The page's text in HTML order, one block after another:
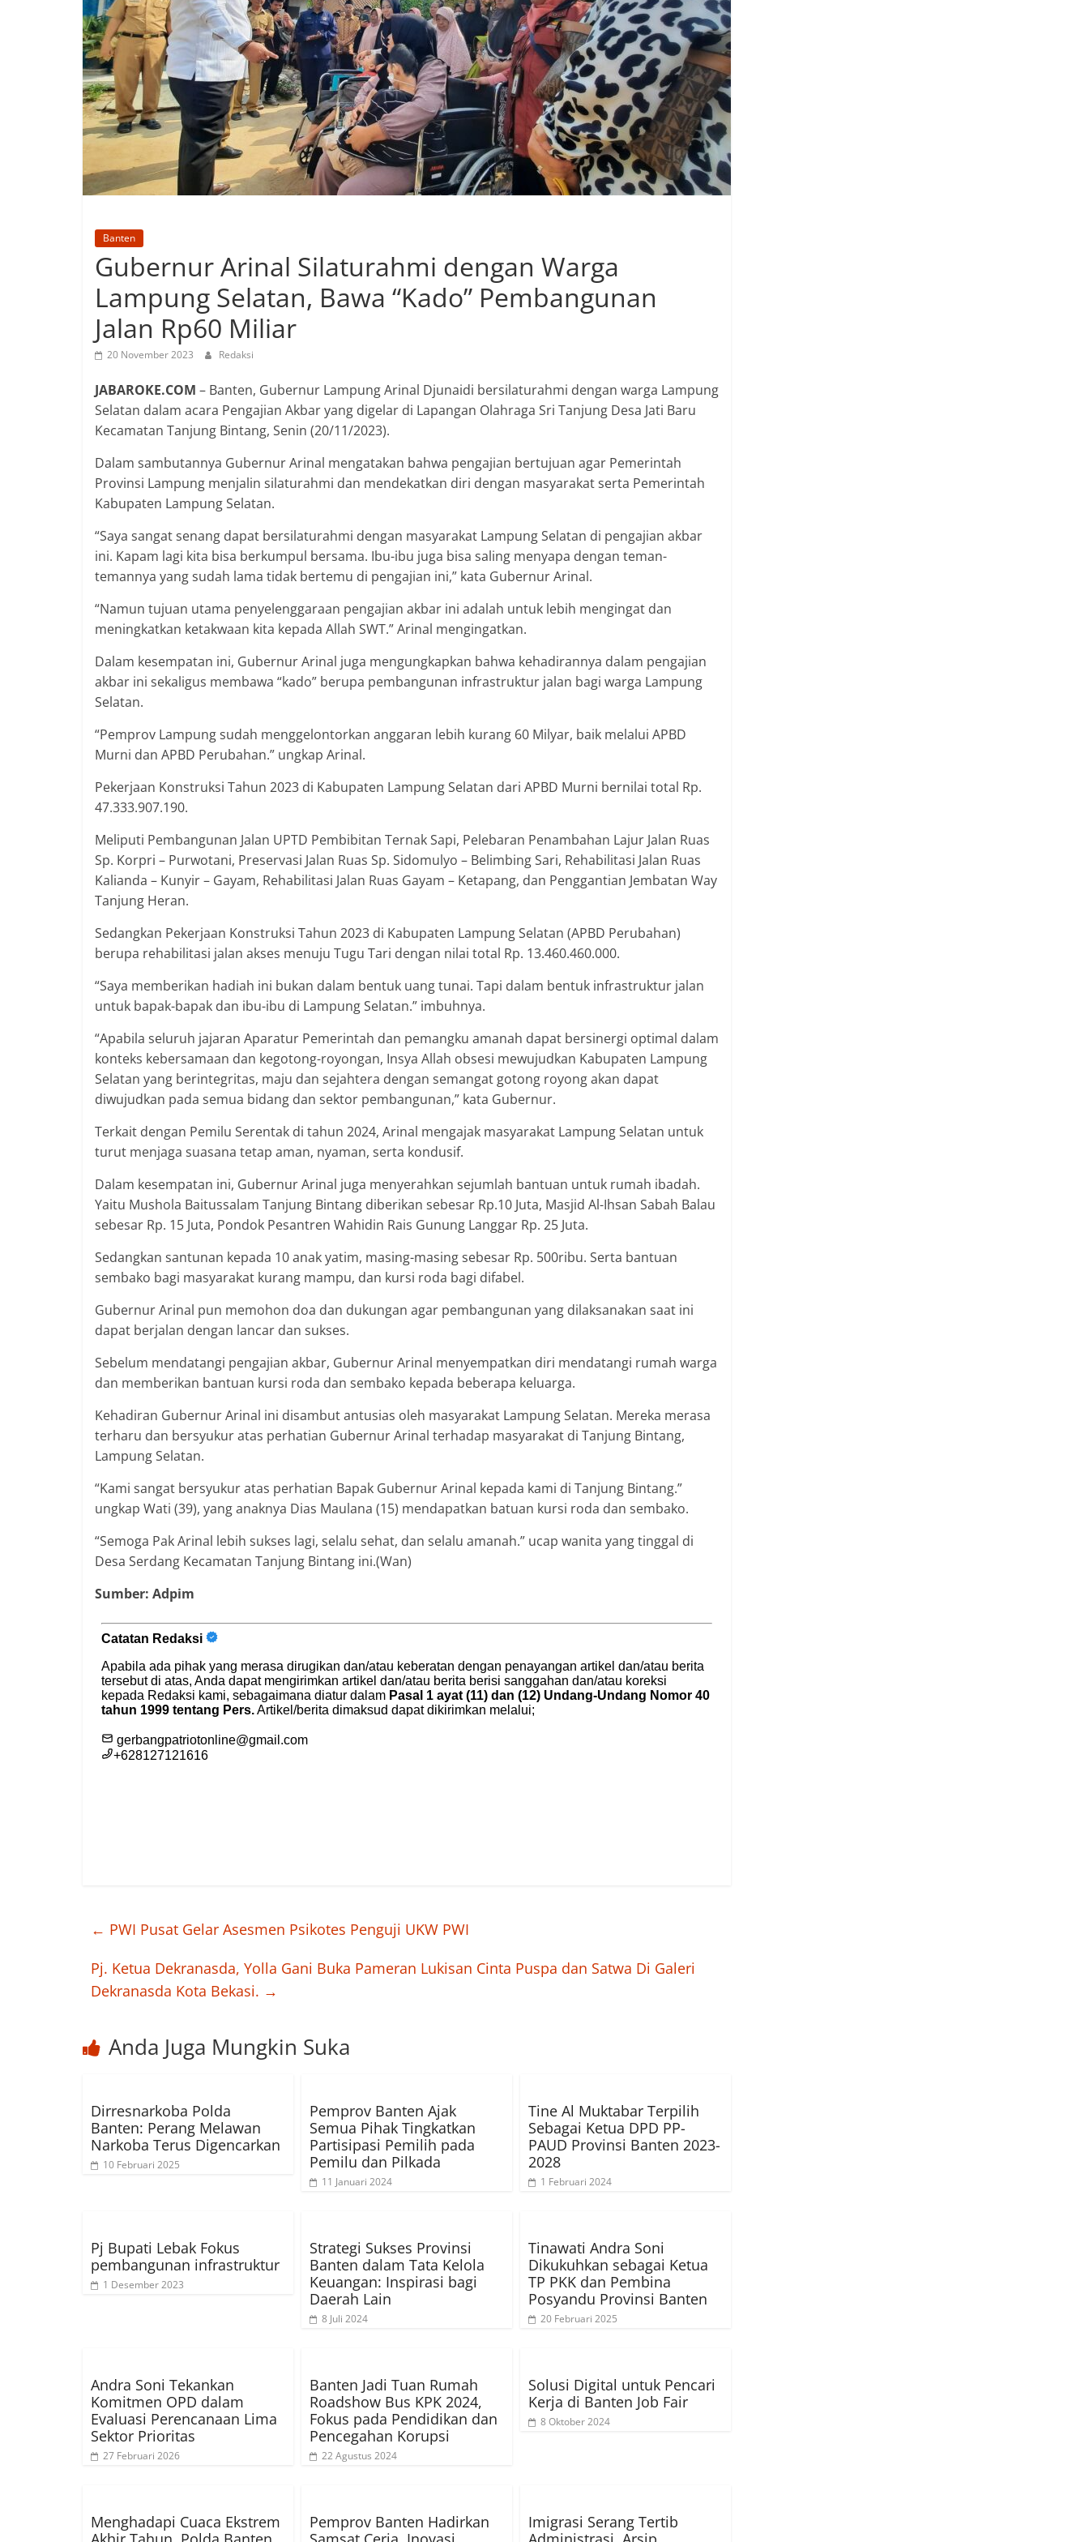
Banten
Gubernur Arinal Silaturahmi dengan Warga
Lampung Selatan, Bawa “Kado” Pembangunan
Jalan Rp60 Miliar
20 November 2023 Redaksi
JABAROKE.COM – Banten, Gubernur Lampung Arinal Djunaidi bersilaturahmi dengan warga Lampung
Selatan dalam acara Pengajian Akbar yang digelar di Lapangan Olahraga Sri Tanjung Desa Jati Baru
Kecamatan Tanjung Bintang, Senin (20/11/2023).
Dalam sambutannya Gubernur Arinal mengatakan bahwa pengajian bertujuan agar Pemerintah
Provinsi Lampung menjalin silaturahmi dan mendekatkan diri dengan masyarakat serta Pemerintah
Kabupaten Lampung Selatan.
“Saya sangat senang dapat bersilaturahmi dengan masyarakat Lampung Selatan di pengajian akbar
ini. Kapam lagi kita bisa berkumpul bersama. Ibu-ibu juga bisa saling menyapa dengan teman-
temannya yang sudah lama tidak bertemu di pengajian ini,” kata Gubernur Arinal.
“Namun tujuan utama penyelenggaraan pengajian akbar ini adalah untuk lebih mengingat dan
meningkatkan ketakwaan kita kepada Allah SWT.” Arinal mengingatkan.
Dalam kesempatan ini, Gubernur Arinal juga mengungkapkan bahwa kehadirannya dalam pengajian
akbar ini sekaligus membawa “kado” berupa pembangunan infrastruktur jalan bagi warga Lampung
Selatan.
“Pemprov Lampung sudah menggelontorkan anggaran lebih kurang 60 Milyar, baik melalui APBD
Murni dan APBD Perubahan.” ungkap Arinal.
Pekerjaan Konstruksi Tahun 2023 di Kabupaten Lampung Selatan dari APBD Murni bernilai total Rp.
47.333.907.190.
Meliputi Pembangunan Jalan UPTD Pembibitan Ternak Sapi, Pelebaran Penambahan Lajur Jalan Ruas
Sp. Korpri – Purwotani, Preservasi Jalan Ruas Sp. Sidomulyo – Belimbing Sari, Rehabilitasi Jalan Ruas
Kalianda – Kunyir – Gayam, Rehabilitasi Jalan Ruas Gayam – Ketapang, dan Penggantian Jembatan Way
Tanjung Heran.
Sedangkan Pekerjaan Konstruksi Tahun 2023 di Kabupaten Lampung Selatan (APBD Perubahan)
berupa rehabilitasi jalan akses menuju Tugu Tari dengan nilai total Rp. 13.460.460.000.
“Saya memberikan hadiah ini bukan dalam bentuk uang tunai. Tapi dalam bentuk infrastruktur jalan
untuk bapak-bapak dan ibu-ibu di Lampung Selatan.” imbuhnya.
“Apabila seluruh jajaran Aparatur Pemerintah dan pemangku amanah dapat bersinergi optimal dalam
konteks kebersamaan dan kegotong-royongan, Insya Allah obsesi mewujudkan Kabupaten Lampung
Selatan yang berintegritas, maju dan sejahtera dengan semangat gotong royong akan dapat
diwujudkan pada semua bidang dan sektor pembangunan,” kata Gubernur.
Terkait dengan Pemilu Serentak di tahun 2024, Arinal mengajak masyarakat Lampung Selatan untuk
turut menjaga suasana tetap aman, nyaman, serta kondusif.
Dalam kesempatan ini, Gubernur Arinal juga menyerahkan sejumlah bantuan untuk rumah ibadah.
Yaitu Mushola Baitussalam Tanjung Bintang diberikan sebesar Rp.10 Juta, Masjid Al-Ihsan Sabah Balau
sebesar Rp. 15 Juta, Pondok Pesantren Wahidin Rais Gunung Langgar Rp. 25 Juta.
Sedangkan santunan kepada 10 anak yatim, masing-masing sebesar Rp. 500ribu. Serta bantuan
sembako bagi masyarakat kurang mampu, dan kursi roda bagi difabel.
Gubernur Arinal pun memohon doa dan dukungan agar pembangunan yang dilaksanakan saat ini
dapat berjalan dengan lancar dan sukses.
Sebelum mendatangi pengajian akbar, Gubernur Arinal menyempatkan diri mendatangi rumah warga
dan memberikan bantuan kursi roda dan sembako kepada beberapa keluarga.
Kehadiran Gubernur Arinal ini disambut antusias oleh masyarakat Lampung Selatan. Mereka merasa
terharu dan bersyukur atas perhatian Gubernur Arinal terhadap masyarakat di Tanjung Bintang,
Lampung Selatan.
“Kami sangat bersyukur atas perhatian Bapak Gubernur Arinal kepada kami di Tanjung Bintang.”
ungkap Wati (39), yang anaknya Dias Maulana (15) mendapatkan batuan kursi roda dan sembako.
“Semoga Pak Arinal lebih sukses lagi, selalu sehat, dan selalu amanah.” ucap wanita yang tinggal di
Desa Serdang Kecamatan Tanjung Bintang ini.(Wan)
Sumber: Adpim
← PWI Pusat Gelar Asesmen Psikotes Penguji UKW PWI
Pj. Ketua Dekranasda, Yolla Gani Buka Pameran Lukisan Cinta Puspa dan Satwa Di Galeri
Dekranasda Kota Bekasi. →
Anda Juga Mungkin Suka
Dirresnarkoba Polda
Banten: Perang Melawan
Narkoba Terus Digencarkan
10 Februari 2025
Pemprov Banten Ajak
Semua Pihak Tingkatkan
Partisipasi Pemilih pada
Pemilu dan Pilkada
11 Januari 2024
Tine Al Muktabar Terpilih
Sebagai Ketua DPD PP-
PAUD Provinsi Banten 2023-
2028
1 Februari 2024
Pj Bupati Lebak Fokus
pembangunan infrastruktur
1 Desember 2023
Strategi Sukses Provinsi
Banten dalam Tata Kelola
Keuangan: Inspirasi bagi
Daerah Lain
8 Juli 2024
Tinawati Andra Soni
Dikukuhkan sebagai Ketua
TP PKK dan Pembina
Posyandu Provinsi Banten
20 Februari 2025
Andra Soni Tekankan
Komitmen OPD dalam
Evaluasi Perencanaan Lima
Sektor Prioritas
27 Februari 2026
Banten Jadi Tuan Rumah
Roadshow Bus KPK 2024,
Fokus pada Pendidikan dan
Pencegahan Korupsi
22 Agustus 2024
Solusi Digital untuk Pencari
Kerja di Banten Job Fair
8 Oktober 2024
Menghadapi Cuaca Ekstrem
Pemprov Banten Hadirkan
Imigrasi Serang Tertib